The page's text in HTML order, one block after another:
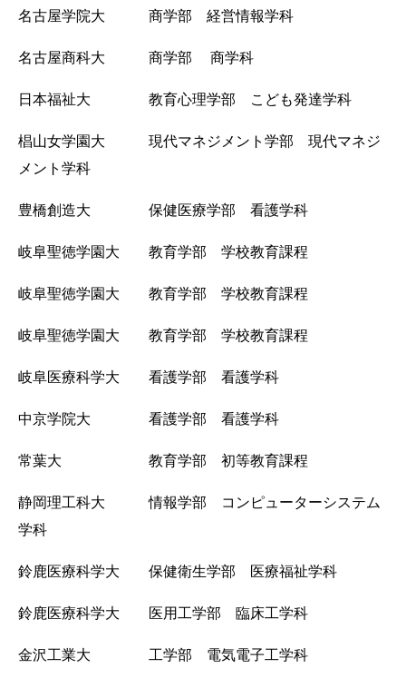
名古屋学院大 商学部 経営情報学科
名古屋商科大 商学部 商学科
日本福祉大 教育心理学部 こども発達学科
椙山女学園大 現代マネジメント学部 現代マネジ
メント学科
豊橋創造大 保健医療学部 看護学科
岐阜聖徳学園大 教育学部 学校教育課程
岐阜聖徳学園大 教育学部 学校教育課程
岐阜聖徳学園大 教育学部 学校教育課程
岐阜医療科学大 看護学部 看護学科
中京学院大 看護学部 看護学科
常葉大 教育学部 初等教育課程
静岡理工科大 情報学部 コンピューターシステム
学科
鈴鹿医療科学大 保健衛生学部 医療福祉学科
鈴鹿医療科学大 医用工学部 臨床工学科
金沢工業大 工学部 電気電子工学科